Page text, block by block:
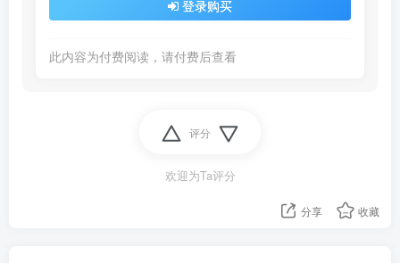
登录购买
此内容为付费阅读，请付费后查看
评分
欢迎为Ta评分
分享 收藏